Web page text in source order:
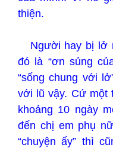
thiện.
Người hay bị lở
đó là “ơn sủng
“sống chung với
với lũ vậy. Cứ một
khoảng 10 ngày
đến chị em phụ
“chuyện ấy” thì